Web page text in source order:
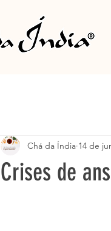
Crises de
Chá da Índia 14 de